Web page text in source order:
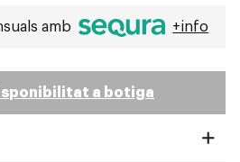
amb +info
a botiga